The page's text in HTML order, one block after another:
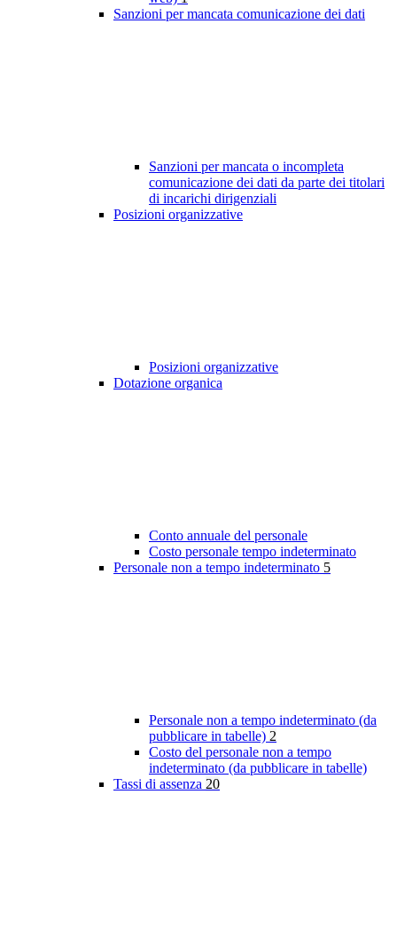
Sanzioni per mancata comunicazione dei dati
Sanzioni per mancata o incompleta
comunicazione dei dati da parte dei titolari
di incarichi dirigenziali
Posizioni organizzative
Posizioni organizzative
Dotazione organica
Conto annuale del personale
Costo personale tempo indeterminato
Personale non a tempo indeterminato 5
Personale non a tempo indeterminato (da
pubblicare in tabelle) 2
Costo del personale non a tempo
indeterminato (da pubblicare in tabelle)
Tassi di assenza 20